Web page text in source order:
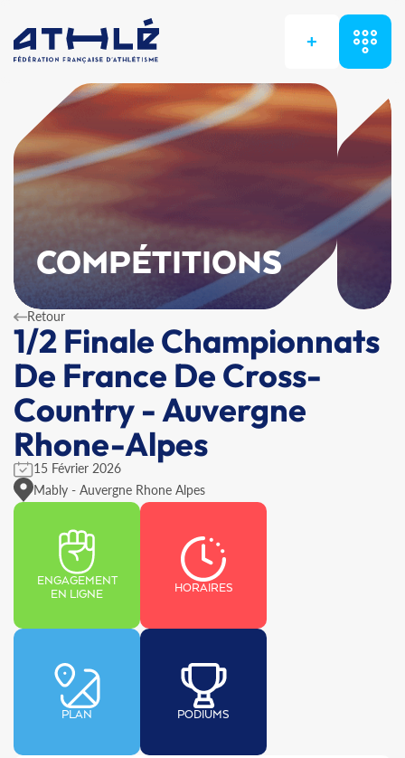
+
COMPÉTITIONS
Retour
1/2 Finale Championnats
De France De Cross-
Country - Auvergne
Rhone-Alpes
15 Février 2026
Mably - Auvergne Rhone Alpes
ENGAGEMENT
EN LIGNE
HORAIRES
PLAN PODIUMS